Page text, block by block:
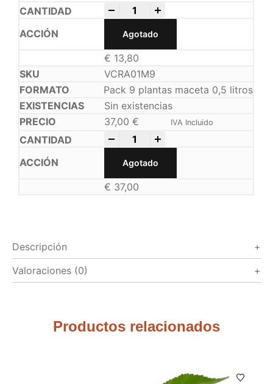
Agotado
€ 13,80
VCRA01M9
Pack 9 plantas maceta 0,5 litros
Sin existencias
37,00€ IVA Incluido
Agotado
€ 37,00
Descripción
Valoraciones (0)
Productos relacionados